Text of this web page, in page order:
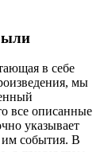
в себе
мы
все описанные
указывает
им события. В